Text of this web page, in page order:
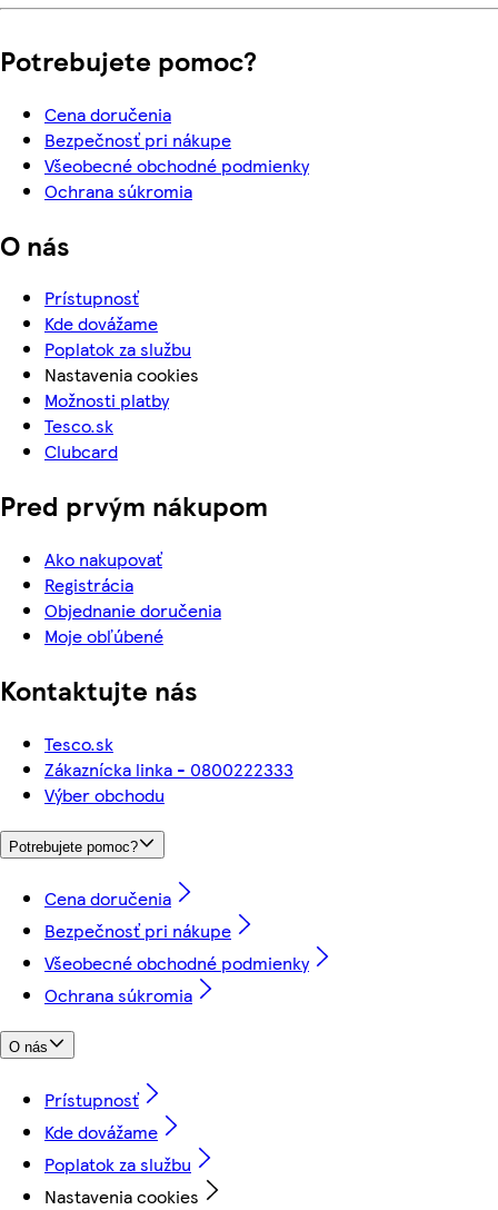
Potrebujete pomoc?
Cena doručenia
Bezpečnosť pri nákupe
Všeobecné obchodné podmienky
Ochrana súkromia
O nás
Prístupnosť
Kde dovážame
Poplatok za službu
Nastavenia cookies
Možnosti platby
Tesco.sk
Clubcard
Pred prvým nákupom
Ako nakupovať
Registrácia
Objednanie doručenia
Moje obľúbené
Kontaktujte nás
Tesco.sk
Zákaznícka linka - 0800222333
Výber obchodu
Potrebujete pomoc?
Cena doručenia
Bezpečnosť pri nákupe
Všeobecné obchodné podmienky
Ochrana súkromia
O nás
Prístupnosť
Kde dovážame
Poplatok za službu
Nastavenia cookies